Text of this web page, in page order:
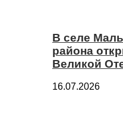
В селе
района
Великой
16.07.2026